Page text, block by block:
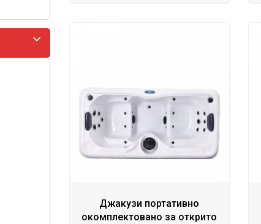
Джакузи портативно
окомплектовано за открито